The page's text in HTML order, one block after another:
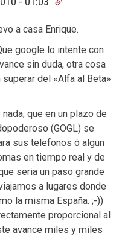
a casa Enrique.
google lo intente con
sin duda, otra cosa
del «Alfa al Beta»
que en un plazo de
(GOGL) se
sus telefonos ó algun
en tiempo real y de
seria un paso grande
a lugares donde
la misma España. ;-))
proporcional al
avance miles y miles